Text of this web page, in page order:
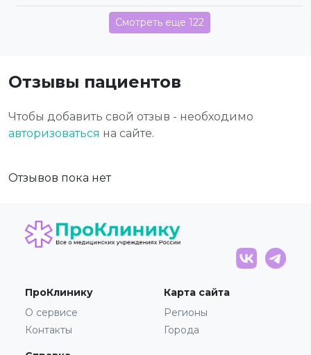
Смотреть еще 122
Отзывы пациентов
Чтобы добавить свой отзыв - необходимо
авторизоваться на сайте.
Отзывов пока нет
ПроКлинику
О сервисе
Контакты
Карта сайта
Регионы
Города